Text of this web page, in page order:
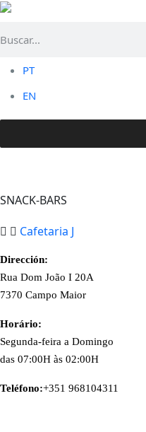
PT
EN
SNACK-BARS
Cafetaria J
Dirección:
Rua Dom João I 20A
7370 Campo Maior
Horário:
Segunda-feira a Domingo
das 07:00H às 02:00H
Teléfono:+351 968104311